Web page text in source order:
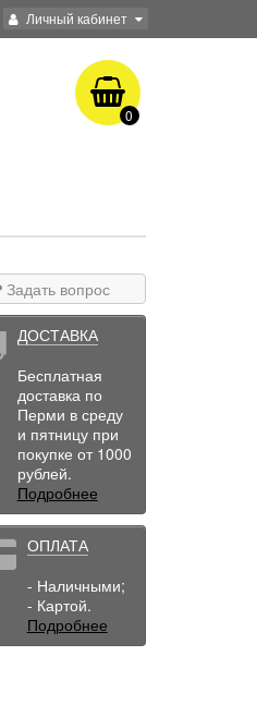
Личный кабинет
0
Задать вопрос
ДОСТАВКА
Бесплатная
доставка по
Перми в среду
и пятницу при
покупке от 1000
рублей.
Подробнее
ОПЛАТА
- Наличными;
- Картой.
Подробнее